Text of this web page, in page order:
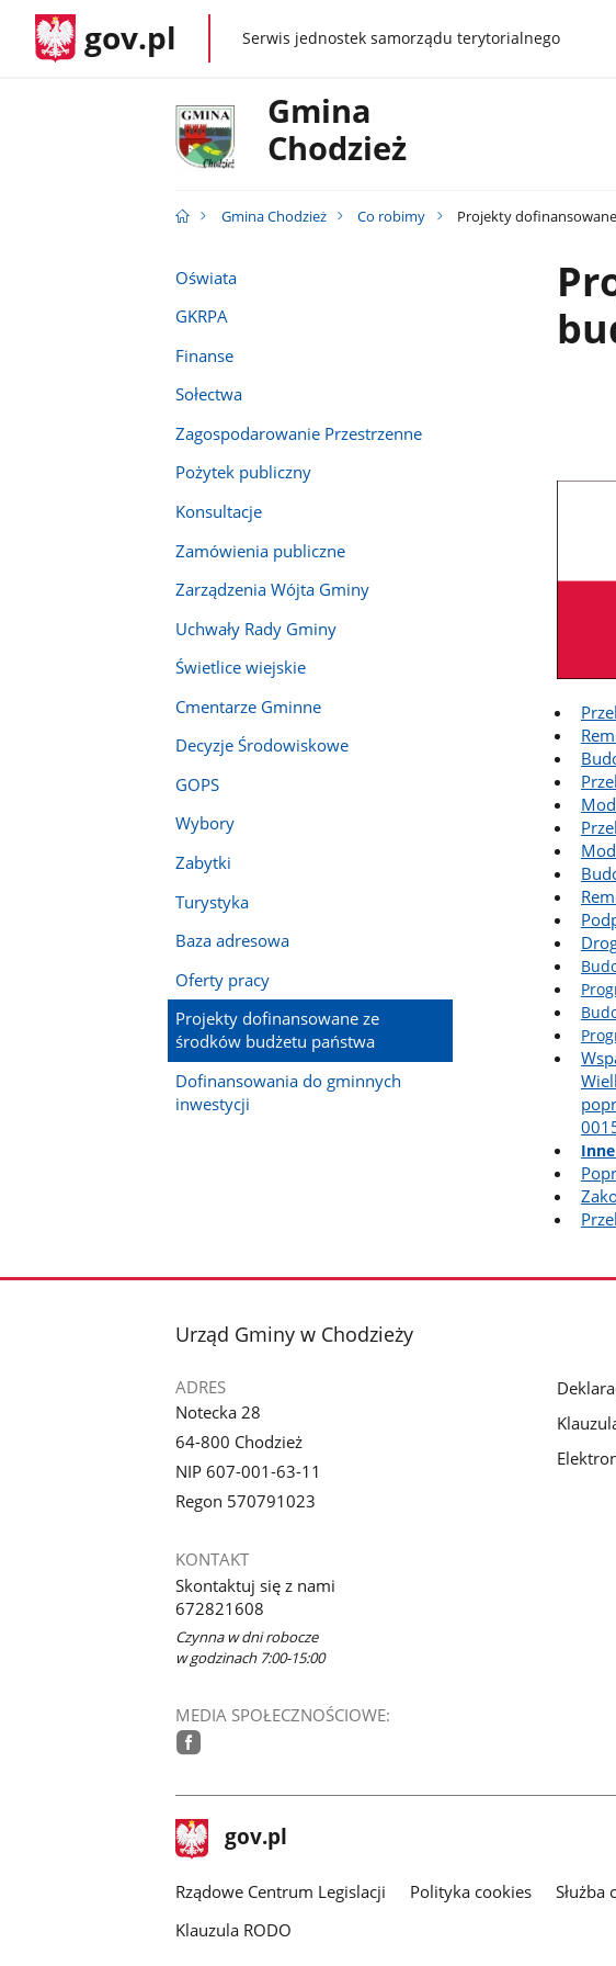
gov.pl gov.plSerwis jednostek samorządu terytorialnego
Gmina
Chodzież
Gmina Chodzież Co robimy Projekty
Oświata
GKRPA
Finanse
Sołectwa
Zagospodarowanie Przestrzenne
Pożytek publiczny
Konsultacje
Zamówienia publiczne
Zarządzenia Wójta Gminy
Uchwały Rady Gminy
Świetlice wiejskie
Cmentarze Gminne
Decyzje Środowiskowe
GOPS
Wybory
Zabytki
Turystyka
Baza adresowa
Oferty pracy
Projekty dofinansowane ze
środków budżetu państwa
Dofinansowania do gminnych
inwestycji
stopka
Urząd Gminy w Chodzieży
ADRES
Notecka 28
64-800 Chodzież
NIP 607-001-63-11
Regon 570791023
KONTAKT
Skontaktuj się z nami
672821608
Czynna w dni robocze
w godzinach 7:00-15:00
MEDIA SPOŁECZNOŚCIOWE:
stopka
gov.pl Strona
gov.pl
Rządowe Centrum Legislacji Polityka cookies Służba
Klauzula RODO